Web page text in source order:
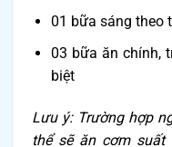
01 bữa sáng theo
03 bữa ăn chính,
biệt
Lưu ý: Trường hợp
thể sẽ ăn cơm